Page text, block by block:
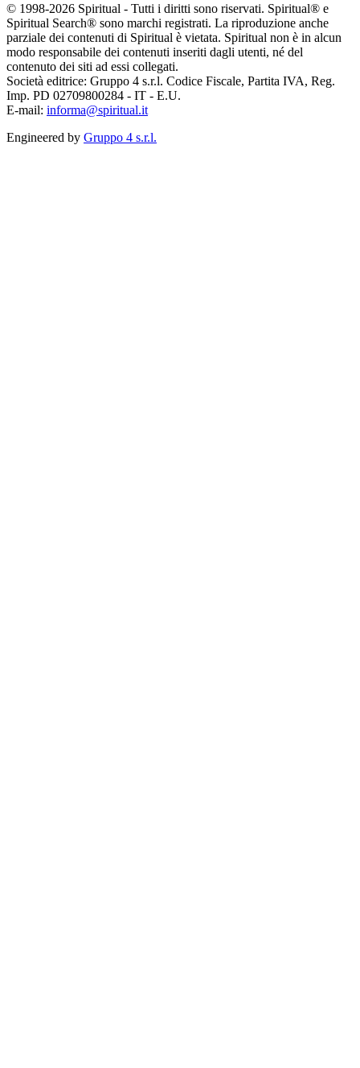
© 1998-2026 Spiritual - Tutti i diritti sono riservati. Spiritual® e
Spiritual Search® sono marchi registrati. La riproduzione anche
parziale dei contenuti di Spiritual è vietata. Spiritual non è in alcun
modo responsabile dei contenuti inseriti dagli utenti, né del
contenuto dei siti ad essi collegati.
Società editrice: Gruppo 4 s.r.l. Codice Fiscale, Partita IVA, Reg.
Imp. PD 02709800284 - IT - E.U.
E-mail: informa@spiritual.it
Engineered by Gruppo 4 s.r.l.